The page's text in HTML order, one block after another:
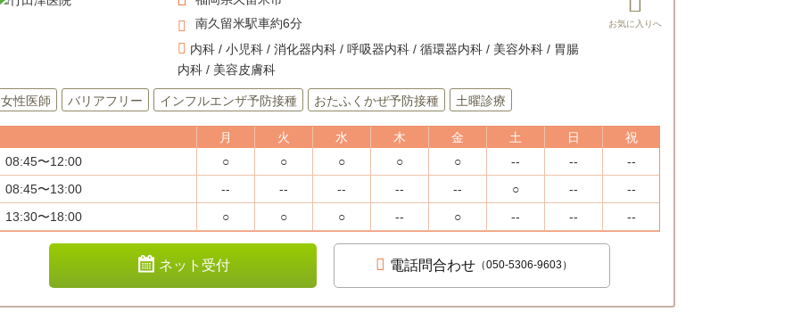
南久留米駅車約6分
内科 / 小児科 / 消化器内科 / 呼吸器内科 / 循環器内科 / 美容外科 / 胃腸
内科 / 美容皮膚科
女性医師 バリアフリー インフルエンザ予防接種 おたふくかぜ予防接種 土曜診療
月 火 水 木 金 土 日
祝
08:45〜12:00
○ ○ ○ ○ ○ -- --
--
08:45〜13:00
-- -- -- -- -- ○ --
--
13:30〜18:00
○ ○ ○ -- ○ -- -- --
ネット受付 電話問合わせ （050-5306-9603）